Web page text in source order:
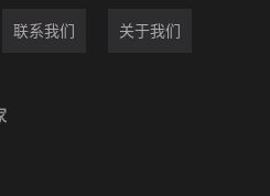
联系我们 关于我们